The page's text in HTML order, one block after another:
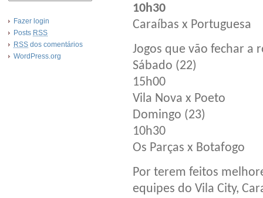
Fazer login
Posts RSS
RSS dos comentários
WordPress.org
10h30
Caraíbas x Portuguesa
Jogos que vão fechar a
Sábado (22)
15h00
Vila Nova x Poeto
Domingo (23)
10h30
Os Parças x Botafogo
Por terem feitos
equipes do Vila City,